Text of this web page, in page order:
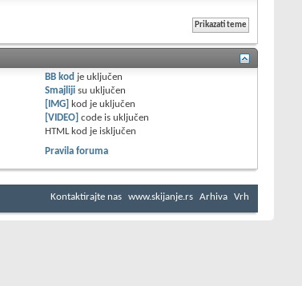
BB kod jeuključen
Smajliji suuključen
[IMG] kod jeuključen
[VIDEO] code isuključen
HTML kod jeisključen
Pravila foruma
Kontaktirajte nas www.skijanje.rs Arhiva Vrh